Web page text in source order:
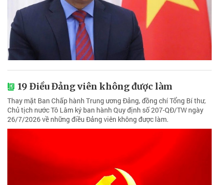
19 Điều Đảng viên không được làm
Thay mặt Ban Chấp hành Trung ương Đảng, đồng chí Tổng Bí thư,
Chủ tịch nước Tô Lâm ký ban hành Quy định số 207-QĐ/TW ngày
26/7/2026 về những điều Đảng viên không được làm.